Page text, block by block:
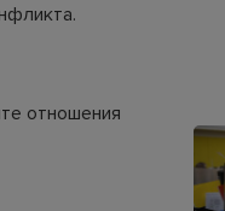
отношения